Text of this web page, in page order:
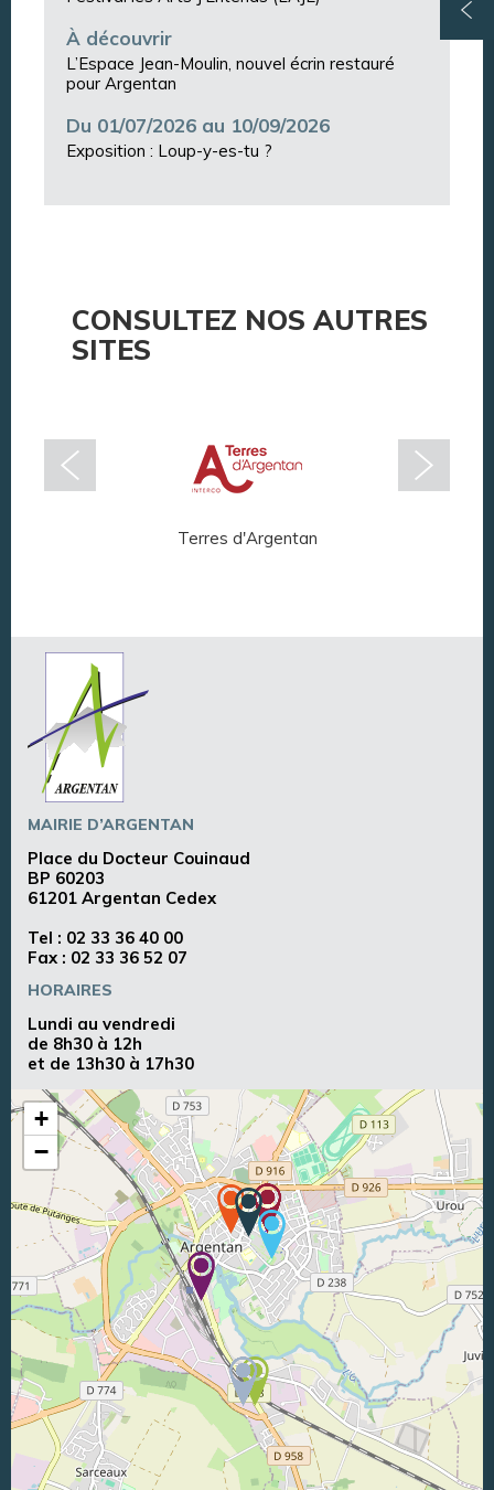
À découvrir
L’Espace Jean-Moulin, nouvel écrin restauré
pour Argentan
Du 01/07/2026 au 10/09/2026
Exposition : Loup-y-es-tu ?
CONSULTEZ NOS AUTRES
SITES
Terres d'Argentan
MAIRIE D’ARGENTAN
Place du Docteur Couinaud
BP 60203
61201 Argentan Cedex
Tel : 02 33 36 40 00
Fax : 02 33 36 52 07
HORAIRES
Lundi au vendredi
de 8h30 à 12h
et de 13h30 à 17h30
+
−